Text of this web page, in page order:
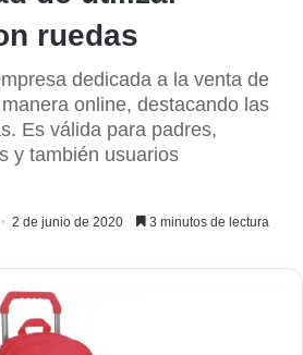
ruedas
dedicada a la venta de
online, destacando las
Es válida para padres,
y también usuarios
2 de junio de 2020 3 minutos de lectura